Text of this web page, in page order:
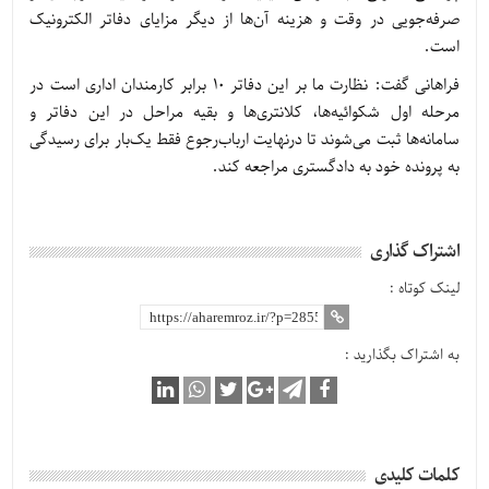
صرفه‌جویی در وقت و هزینه آن‌ها از دیگر مزایای دفاتر الکترونیک
است.
فراهانی گفت: نظارت ما بر این دفاتر ۱۰ برابر کارمندان اداری است در
مرحله اول شکوائیه‌ها، کلانتری‌ها و بقیه مراحل در این دفاتر و
سامانه‌ها ثبت می‌شوند تا درنهایت ارباب‌رجوع فقط یک‌بار برای رسیدگی
به پرونده خود به دادگستری مراجعه کند.
اشتراک گذاری
لینک کوتاه :
به اشتراک بگذارید :
کلمات کلیدی